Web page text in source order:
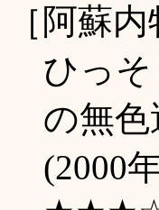
［阿蘇
ひっ
の無
(2000